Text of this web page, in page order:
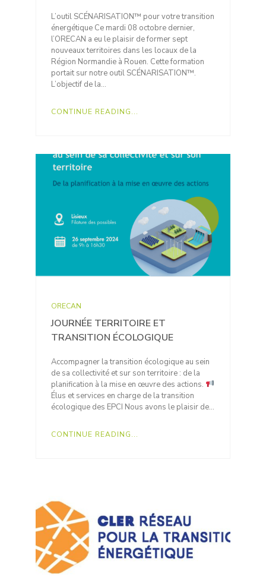
L’outil SCÉNARISATION™ pour votre transition
énergétique Ce mardi 08 octobre dernier,
l’ORECAN a eu le plaisir de former sept
nouveaux territoires dans les locaux de la
Région Normandie à Rouen. Cette formation
portait sur notre outil SCÉNARISATION™.
L’objectif de la…
CONTINUE READING...
ORECAN
JOURNÉE TERRITOIRE ET
TRANSITION ÉCOLOGIQUE
Accompagner la transition écologique au sein
de sa collectivité et sur son territoire : de la
planification à la mise en œuvre des actions.
Élus et services en charge de la transition
écologique des EPCI Nous avons le plaisir de…
CONTINUE READING...